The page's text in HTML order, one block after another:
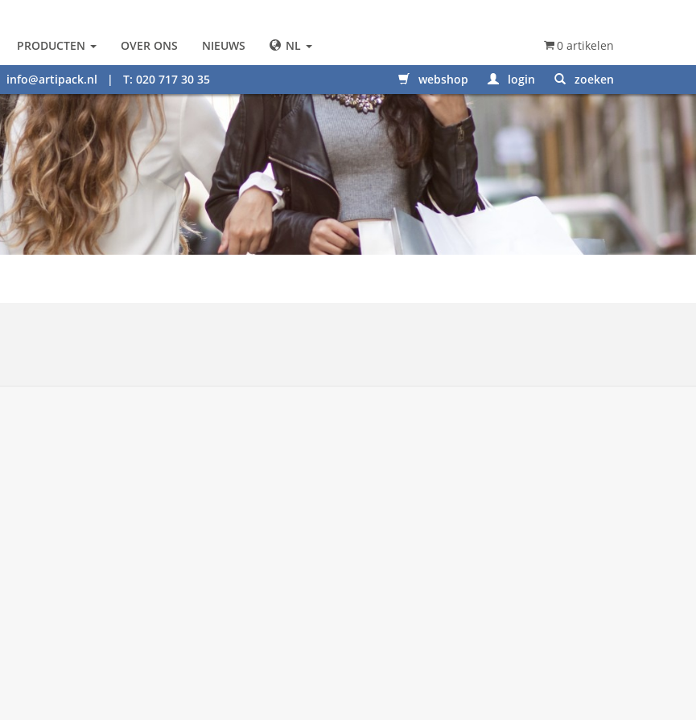
PRODUCTEN OVER ONS NIEUWS NL 0 artikelen
info@artipack.nl | T: 020 717 30 35 webshop login zoeken